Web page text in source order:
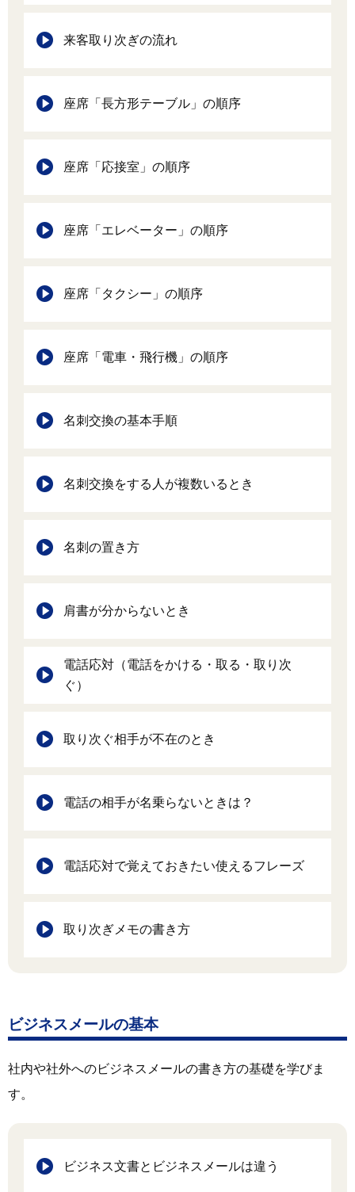
来客取り次ぎの流れ
座席「長方形テーブル」の順序
座席「応接室」の順序
座席「エレベーター」の順序
座席「タクシー」の順序
座席「電車・飛行機」の順序
名刺交換の基本手順
名刺交換をする人が複数いるとき
名刺の置き方
肩書が分からないとき
電話応対（電話をかける・取る・取り次
ぐ）
取り次ぐ相手が不在のとき
電話の相手が名乗らないときは？
電話応対で覚えておきたい使えるフレーズ
取り次ぎメモの書き方
ビジネスメールの基本
社内や社外へのビジネスメールの書き方の基礎を学びま
す。
ビジネス文書とビジネスメールは違う